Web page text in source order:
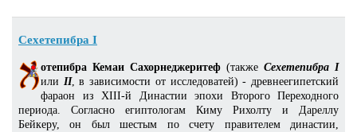
Сехетепибра I
отепибра Кемаи Сахорнеджеритеф (также Сехетепибра I
или II, в зависимости от исследоватей) - древнеегипетский
фараон из XIII-й Династии эпохи Второго Переходного
периода. Согласно египтологам Киму Рихолту и Дареллу
Бейкеру, он был шестым по счету правителем династии,